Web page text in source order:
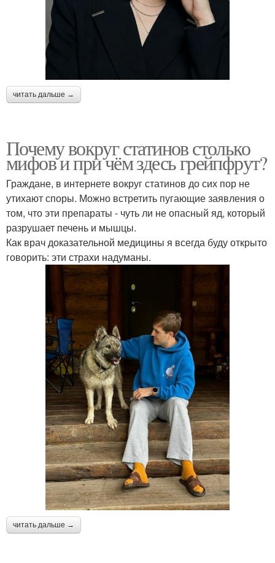
читать дальше →
Почему вокруг статинов столько
мифов и при чём здесь грейпфрут?
Граждане, в интернете вокруг статинов до сих пор не
утихают споры. Можно встретить пугающие заявления о
том, что эти препараты - чуть ли не опасный яд, который
разрушает печень и мышцы.
Как врач доказательной медицины я всегда буду открыто
говорить: эти страхи надуманы.
читать дальше →